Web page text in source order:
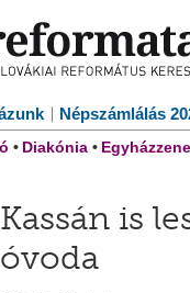
Népszámlálás
• Diakónia • Egyházzene
Kassán is
óvoda